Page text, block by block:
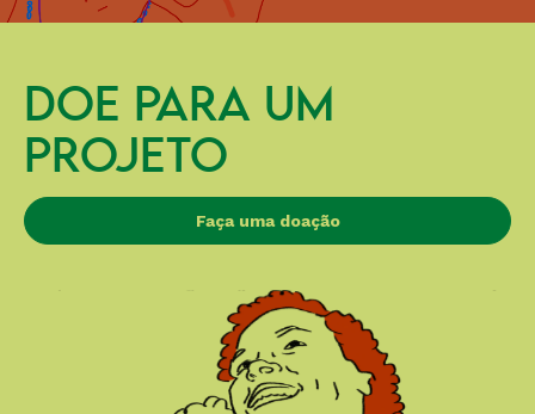
DOE PARA UM
PROJETO
Faça uma doação